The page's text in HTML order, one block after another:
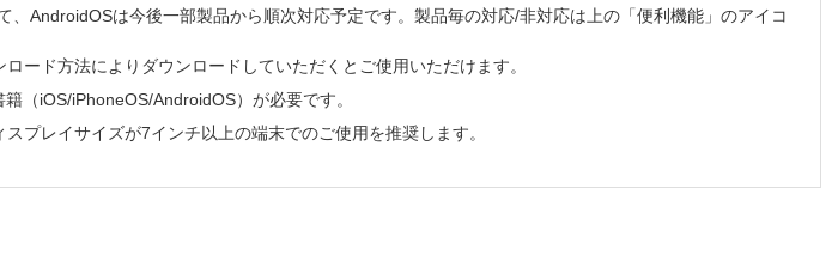
度と診療の変化
成果主義：P4P
マネッジドケア」
括支払制度：PPS
包括支払制度と経済的インセンティブ
携・地域連携
AndroidOSは今後一部製品から順次対応予定です。製品毎の対応/非対応は上の「便利機能」のアイコ
ード方法によりダウンロードしていただくとご使用いただけます。
（iOS/iPhoneOS/AndroidOS）が必要です。
プレイサイズが7インチ以上の端末でのご使用を推奨します。